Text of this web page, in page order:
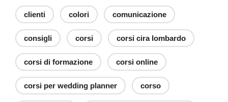
clienti colori comunicazione
consigli corsi corsi cira lombardo
corsi di formazione corsi online
corsi per wedding planner corso